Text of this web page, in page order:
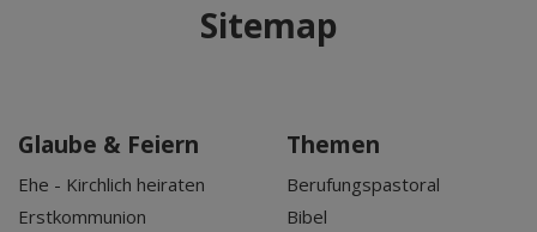
Sitemap
Glaube & Feiern
Ehe - Kirchlich heiraten
Erstkommunion
Themen
Berufungspastoral
Bibel